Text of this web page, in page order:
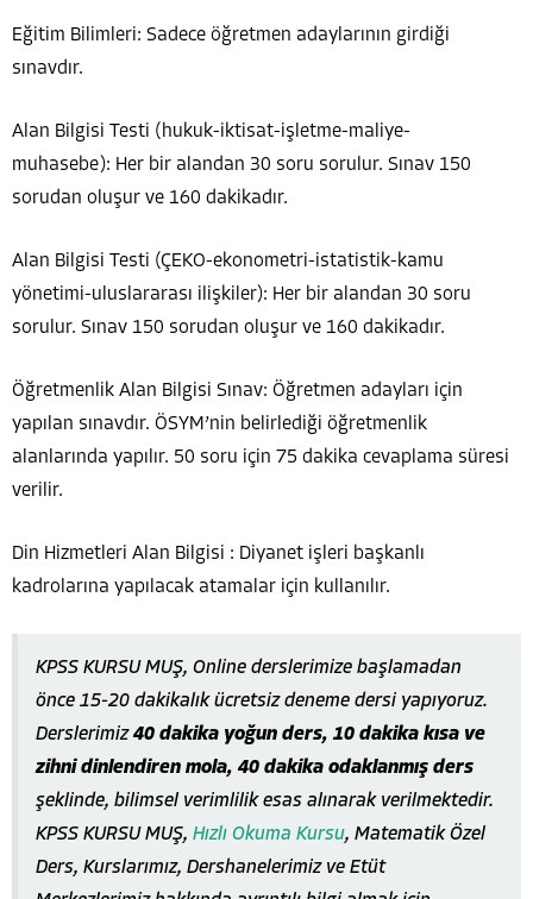
Eğitim Bilimleri: Sadece öğretmen adaylarının girdiği
sınavdır.
Alan Bilgisi Testi (hukuk-iktisat-işletme-maliye-
muhasebe): Her bir alandan 30 soru sorulur. Sınav 150
sorudan oluşur ve 160 dakikadır.
Alan Bilgisi Testi (ÇEKO-ekonometri-istatistik-kamu
yönetimi-uluslararası ilişkiler): Her bir alandan 30 soru
sorulur. Sınav 150 sorudan oluşur ve 160 dakikadır.
Öğretmenlik Alan Bilgisi Sınav: Öğretmen adayları için
yapılan sınavdır. ÖSYM’nin belirlediği öğretmenlik
alanlarında yapılır. 50 soru için 75 dakika cevaplama süresi
verilir.
Din Hizmetleri Alan Bilgisi : Diyanet işleri başkanlı
kadrolarına yapılacak atamalar için kullanılır.
KPSS KURSU MUŞ, Online derslerimize başlamadan
önce 15-20 dakikalık ücretsiz deneme dersi yapıyoruz.
Derslerimiz40 dakika yoğun ders, 10 dakika kısa ve
zihni dinlendiren mola, 40 dakika odaklanmış ders
şeklinde, bilimsel verimlilik esas alınarak verilmektedir.
KPSS KURSU MUŞ, Hızlı Okuma Kursu, Matematik Özel
Ders, Kurslarımız, Dershanelerimiz ve Etüt